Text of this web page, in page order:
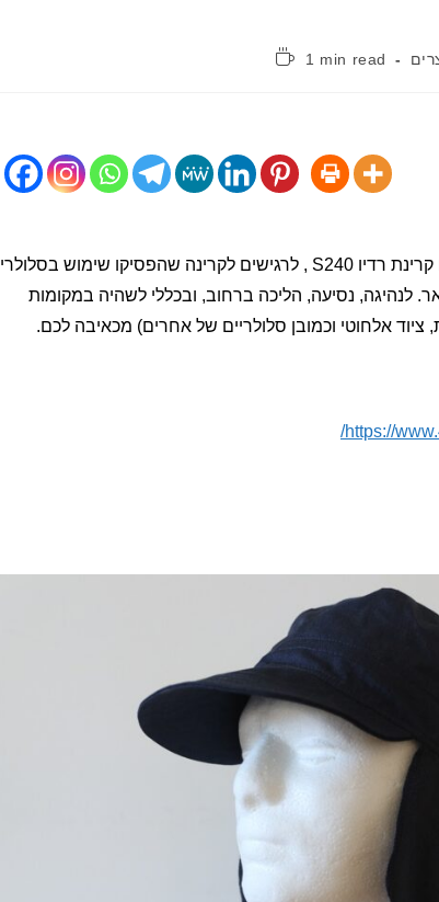
זמן
1 min read
חזר למלאי – כובע פטרול ליגיונר מבד חוסם קרינת רדיו S240 , לרגישים לקרינה שהפסיקו שימוש בסלולרי
לנהיגה, נסיעה, הליכה ברחוב, ובכללי לשהיה במקומות
אלחוטי וכמובן סלולריים של אחרים) מכאיבה לכם.
https://